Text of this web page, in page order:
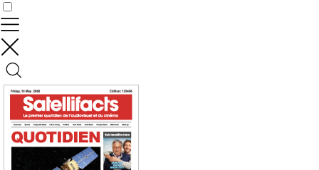
Contrôler vos données